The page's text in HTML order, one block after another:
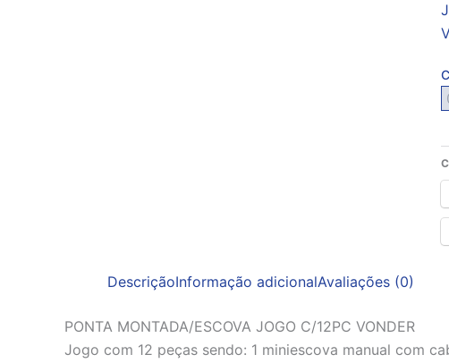
DescriçãoInformação adicionalAvaliações (0)
PONTA MONTADA/ESCOVA JOGO C/12PC VONDER
Jogo com 12 peças sendo: 1 miniescova manual com